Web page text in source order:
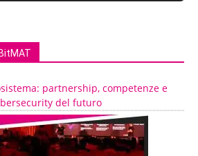
partnership, competenze e
del futuro